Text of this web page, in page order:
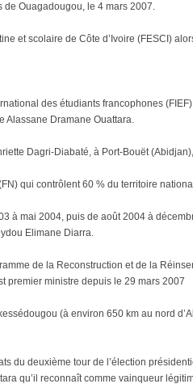
Ouagadougou, le 4 mars 2007.
et scolaire de Côte d’Ivoire (FESCI) alors
des étudiants francophones
Alassane Dramane Ouattara.
Dagri-Diabaté, à Port-Bouët
qui contrôlent 60 % du territoire
à mai 2004, puis de août 2004 à
Elimane Diarra.
de la Reconstruction et de la
premier ministre depuis le 29 mars 2007
(à environ 650 km au nord
du deuxième tour de l’élection
qu’il reconnaît comme vainqueur